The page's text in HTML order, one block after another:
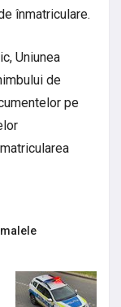
înmatriculare.
Uniunea
de
pe